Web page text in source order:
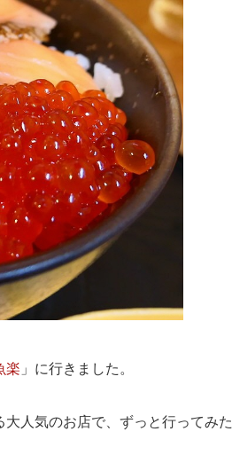
楽 」に行きました。
人気のお店で、ずっと行ってみた